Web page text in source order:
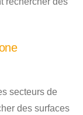
secteurs de
des surfaces